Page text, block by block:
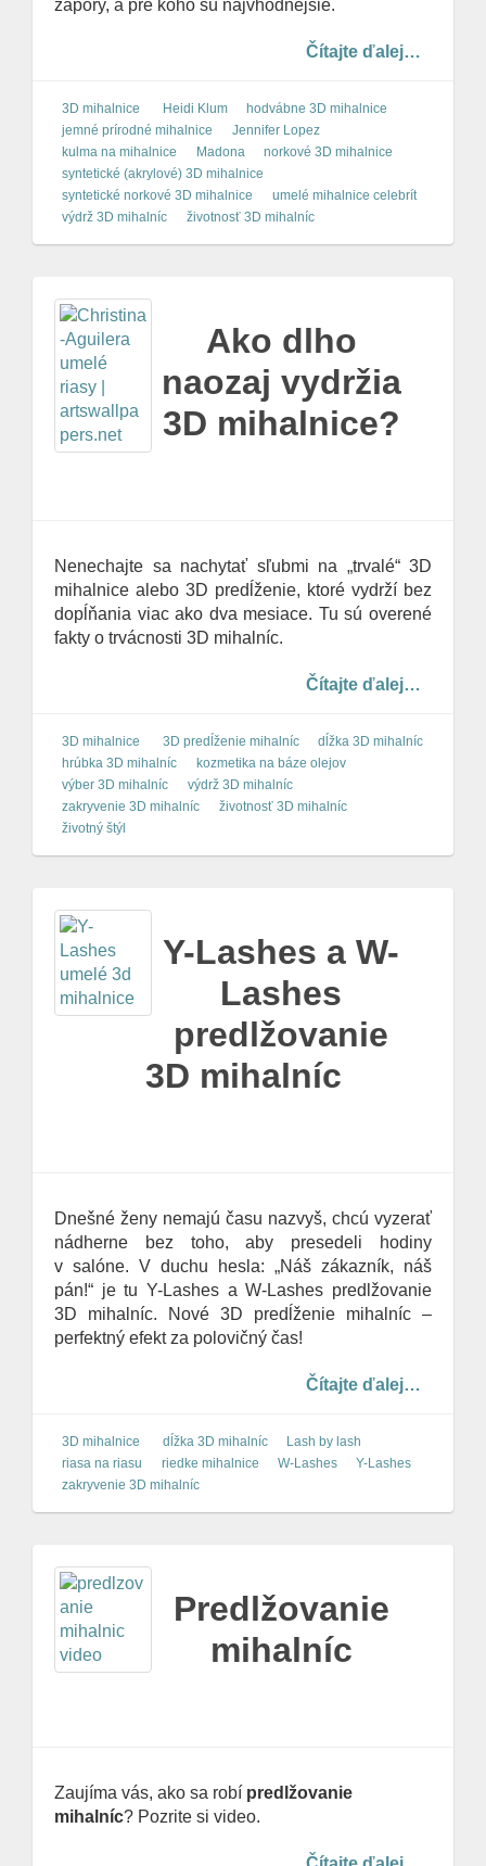
zápory, a pre koho sú najvhodnejšie.
Čítajte ďalej…
3D mihalnice Heidi Klum
hodvábne 3D mihalnice
jemné prírodné mihalnice
Jennifer Lopez
kulma na mihalnice
Madona
norkové 3D mihalnice
syntetické (akrylové) 3D mihalnice
syntetické norkové 3D mihalnice
umelé mihalnice celebrít
výdrž 3D mihalníc
životnosť 3D mihalníc
Ako dlho
naozaj vydržia
3D mihalnice?
Nenechajte sa nachytať sľubmi na „trvalé“ 3D
mihalnice alebo 3D predĺženie, ktoré vydrží bez
dopĺňania viac ako dva mesiace. Tu sú overené
fakty o trvácnosti 3D mihalníc.
Čítajte ďalej…
3D mihalnice 3D predĺženie mihalníc
dĺžka 3D mihalníc
hrúbka 3D mihalníc
kozmetika na báze olejov
výber 3D mihalníc
výdrž 3D mihalníc
zakryvenie 3D mihalníc
životnosť 3D mihalníc
životný štýl
Y-Lashes a W-
Lashes
predlžovanie
3D mihalníc
Dnešné ženy nemajú času nazvyš, chcú vyzerať
nádherne bez toho, aby presedeli hodiny
v salóne. V duchu hesla: „Náš zákazník, náš
pán!“ je tu Y-Lashes a W-Lashes predlžovanie
3D mihalníc. Nové 3D predĺženie mihalníc –
perfektný efekt za polovičný čas!
Čítajte ďalej…
3D mihalnice dĺžka 3D mihalníc
Lash by lash
riasa na riasu
riedke mihalnice W-Lashes
Y-Lashes
zakryvenie 3D mihalníc
Predlžovanie
mihalníc
Zaujíma vás, ako sa robí predlžovanie
mihalníc? Pozrite si video.